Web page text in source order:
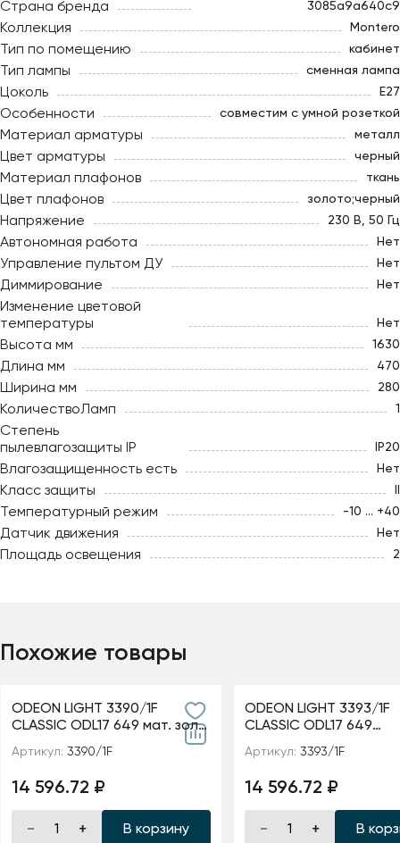
Страна бренда 3085a9a640c9
Коллекция Montero
Тип по помещению кабинет
Тип лампы сменная лампа
Цоколь E27
Особенности совместим с умной розеткой
Материал арматуры металл
Цвет арматуры черный
Материал плафонов ткань
Цвет плафонов золото;черный
Напряжение 230 В, 50 Гц
Автономная работа Нет
Управление пультом ДУ Нет
Диммирование Нет
Изменение цветовой
температуры
Нет
Высота мм 1630
Длина мм 470
Ширина мм 280
КоличествоЛамп 1
Степень
пылевлагозащиты IP
IP20
Влагозащищенность есть Нет
Класс защиты II
Температурный режим -10 ... +40
Датчик движения Нет
Площадь освещения 2
Похожие товары
ODEON LIGHT 3390/1F
CLASSIC ODL17 649 мат. зол/
абажур ткань/хрусталь
Торшер E14 40W 220V
Артикул: 3390/1F
14 596.72 ₽
В корзину
ODEON LIGHT 3393/1F
CLASSIC ODL17 649
мат.золото/абажур
хрусталь Торшер E14
Артикул: 3393/1F
14 596.72 ₽
В